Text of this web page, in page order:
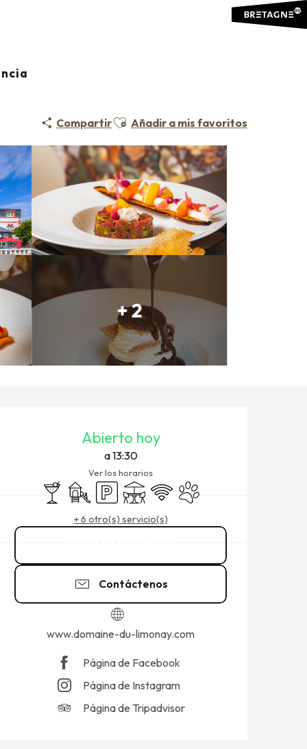
CompartirAjouter aux favoris
Añadir a mis favoritos
+ 2
Abierto hoy
a 13:30
Ver los horarios
Bar / Refrigerio
Juegos infantiles / Zona de juegos
Aparcamiento
TerrazaWifi Se aceptan animales
+ 6 otro(s) servicio(s)
Contáctenos
www.domaine-du-limonay.com
Página de Facebook
Página de Instagram
Página de Tripadvisor